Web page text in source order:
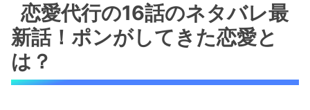
恋愛代行の16話のネタバレ最
新話！ポンがしてきた恋愛と
は？